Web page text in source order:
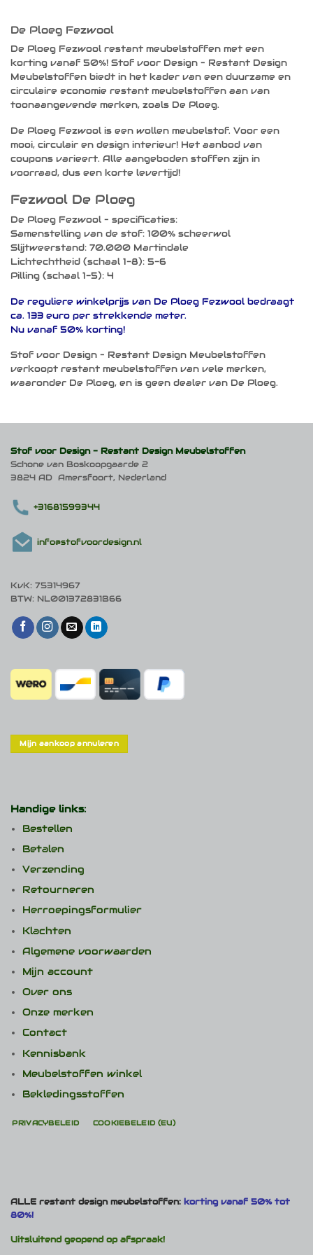
heeft
variaties.
Deze
optie
kan
worden
de
productpagina
De Ploeg Fezwool
De Ploeg Fezwool restant meubelstoffen met een
korting vanaf 50%! Stof voor Design – Restant Design
Meubelstoffen biedt in het kader van een duurzame en
circulaire economie restant meubelstoffen aan van
toonaangevende merken, zoals De Ploeg.
De Ploeg Fezwool is een wollen meubelstof. Voor een
mooi, circulair en design interieur! Het aanbod van
coupons varieert. Alle aangeboden stoffen zijn in
voorraad, dus een korte levertijd!
Fezwool De Ploeg
De Ploeg Fezwool – specificaties:
Samenstelling van de stof: 100% scheerwol
Slijtweerstand: 70.000 Martindale
Lichtechtheid (schaal 1-8): 5-6
Pilling (schaal 1-5): 4
De reguliere winkelprijs van De Ploeg Fezwool bedraagt
ca. 133 euro per strekkende meter.
Nu vanaf 50% korting!
Stof voor Design – Restant Design Meubelstoffen
verkoopt restant meubelstoffen van vele merken,
waaronder De Ploeg, en is geen dealer van De Ploeg.
Stof voor Design - Restant Design Meubelstoffen
Schone van Boskoopgaarde 2
3824 AD Amersfoort, Nederland
+31681599344
info@stofvoordesign.nl
KvK: 75314967
BTW: NL001372831B66
Mijn aankoop annuleren
Handige links:
Bestellen
Betalen
Verzending
Retourneren
Herroepingsformulier
Klachten
Algemene voorwaarden
Mijn account
Over ons
Onze merken
Contact
Kennisbank
Meubelstoffen winkel
Bekledingsstoffen
PRIVACYBELEID COOKIEBELEID (EU)
ALLE restant design meubelstoffen: korting vanaf 50% tot
80%!
Uitsluitend geopend op afspraak!